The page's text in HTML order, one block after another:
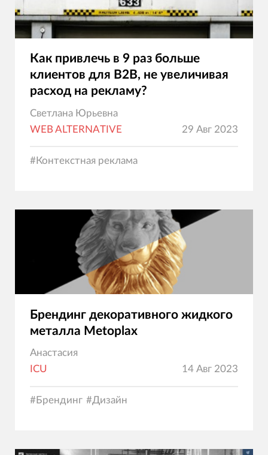
Как привлечь в 9 раз больше
клиентов для B2B, не увеличивая
расход на рекламу?
Светлана Юрьевна
WEB ALTERNATIVE
29 Авг 2023
#Контекстная реклама
Брендинг декоративного жидкого
металла Metoplax
Анастасия
ICU
14 Авг 2023
#Брендинг #Дизайн